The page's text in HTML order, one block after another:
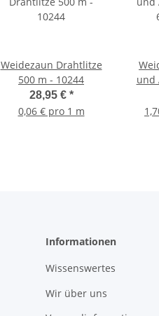
Weidezaun Drahtlitze
500 m - 10244
28,95 € *
0,06 € pro 1 m
und
Informationen
Wissenswertes
Wir über uns